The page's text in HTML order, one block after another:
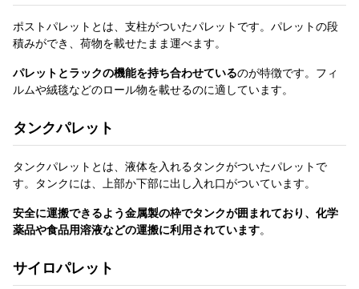
ポストパレットとは、支柱がついたパレットです。パレットの段
積みができ、荷物を載せたまま運べます。
パレットとラックの機能を持ち合わせているのが特徴です。フィ
ルムや絨毯などのロール物を載せるのに適しています。
タンクパレット
タンクパレットとは、液体を入れるタンクがついたパレットで
す。タンクには、上部か下部に出し入れ口がついています。
安全に運搬できるよう金属製の枠でタンクが囲まれており、化学
薬品や食品用溶液などの運搬に利用されています。
サイロパレット